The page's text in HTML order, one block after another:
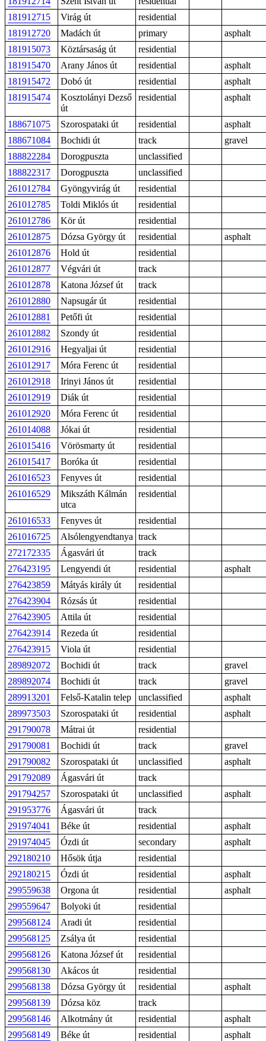
181912715
Virág út
residential
181912720
Madách út primary
asphalt
181915073
Köztársaság út
residential
181915470
Arany János út residential
asphalt
181915472
Dobó út residential
asphalt
181915474
Kosztolányi Dezső
út
residential asphalt
188671075 Szorospataki út residential
asphalt
188671084
Bochidi út track
gravel
188822284
Dorogpuszta
unclassified
188822317
Dorogpuszta
unclassified
261012784
Gyöngyvirág út
residential
261012785
Toldi Miklós út
residential
261012786
Kör út
residential
261012875
Dózsa György út residential
asphalt
261012876
Hold út
residential
261012877
Végvári út
track
261012878
Katona József út
track
261012880
Napsugár út
residential
261012881
Petőfi út
residential
261012882
Szondy út
residential
261012916
Hegyaljai út
residential
261012917
Móra Ferenc út
residential
261012918
Irinyi János út
residential
261012919
Diák út
residential
261012920
Móra Ferenc út
residential
261014088
Jókai út
residential
261015416
Vörösmarty út
residential
261015417
Boróka út
residential
261016523
Fenyves út
residential
261016529
Mikszáth Kálmán
utca
residential
261016533 Fenyves út
residential
261016725
Alsólengyendtanya track
272172335
Ágasvári út
track
276423195
Lengyendi út residential
asphalt
276423859
Mátyás király út
residential
276423904
Rózsás út
residential
276423905
Attila út
residential
276423914
Rezeda út
residential
276423915
Viola út
residential
289892072
Bochidi út track
gravel
289892074
Bochidi út track
gravel
289913201
Felső-Katalin telep unclassified
asphalt
289973503
Szorospataki út residential
asphalt
291790078
Mátrai út
residential
291790081
Bochidi út track
gravel
291790082
Szorospataki út unclassified
asphalt
291792089
Ágasvári út
track
291794257
Szorospataki út unclassified
asphalt
291953776
Ágasvári út
track
291974041
Béke út residential
asphalt
291974045
Ózdi út secondary
asphalt
292180210
Hősök útja
residential
292180215
Ózdi út residential
asphalt
299559638
Orgona út residential
asphalt
299559647
Bolyoki út
residential
299568124
Aradi út
residential
299568125
Zsálya út
residential
299568126
Katona József út
residential
299568130
Akácos út
residential
299568138
Dózsa György út residential
asphalt
299568139
Dózsa köz
track
299568146
Alkotmány út residential
asphalt
299568149
Béke út residential
asphalt